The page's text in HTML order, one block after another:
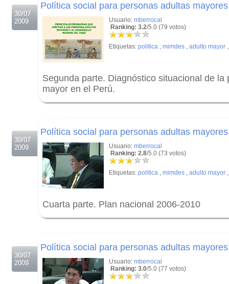
30/07
2009
Política social para personas adultas mayores
Usuario: mberrocal
Ranking: 3.2/5.0 (79 votos)
Etiquetas: politica , mimdes , adulto mayor
Segunda parte. Diagnóstico situacional de la
mayor en el Perú.
30/07
2009
Política social para personas adultas mayores
Usuario: mberrocal
Ranking: 2.8/5.0 (73 votos)
Etiquetas: politica , mimdes , adulto mayor
Cuarta parte. Plan nacional 2006-2010
30/07
2009
Política social para personas adultas mayores
Usuario: mberrocal
Ranking: 3.0/5.0 (77 votos)